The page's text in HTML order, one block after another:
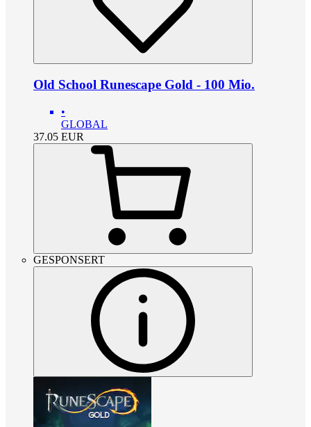
Old School Runescape Gold - 100 Mio.
•
GLOBAL
37.05 EUR
GESPONSERT